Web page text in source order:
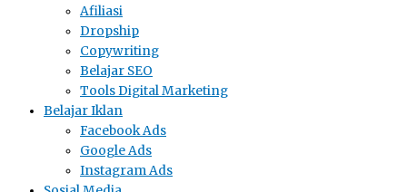
Afiliasi
Dropship
Copywriting
Belajar SEO
Tools Digital Marketing
Belajar Iklan
Facebook Ads
Google Ads
Instagram Ads